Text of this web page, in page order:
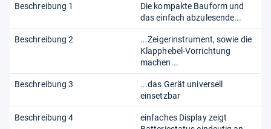
Beschreibung 1
Die kompakte Bauform und
das einfach abzulesende...
Beschreibung 2
...Zeigerinstrument, sowie die
Klapphebel-Vorrichtung
machen...
Beschreibung 3
...das Gerät universell
einsetzbar
Beschreibung 4
einfaches Display zeigt